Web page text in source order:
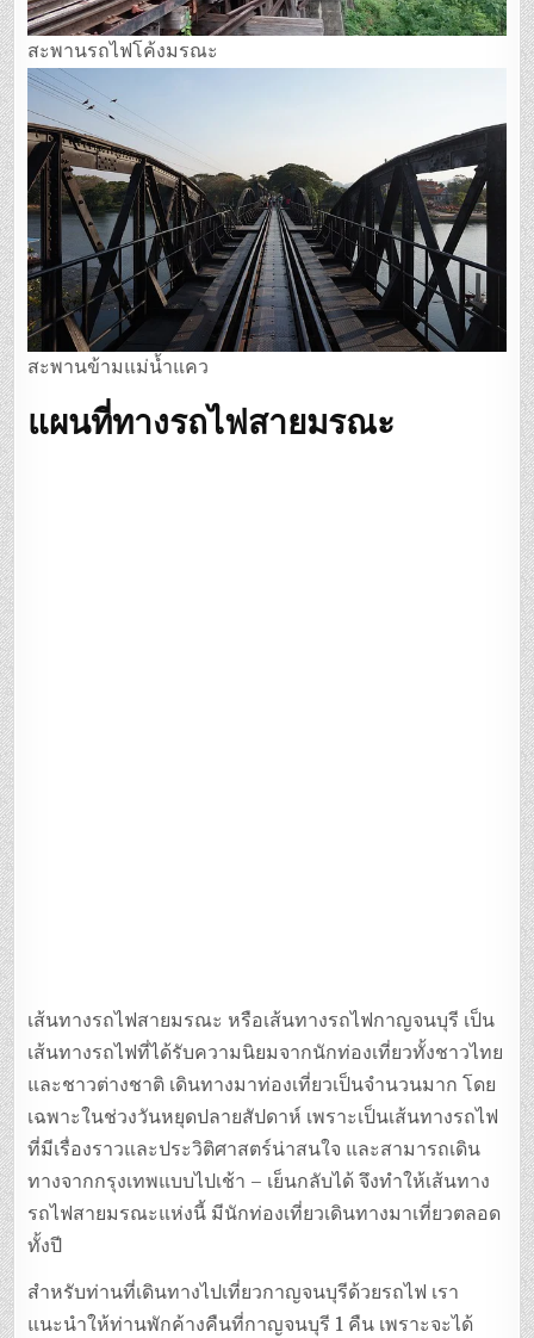
สะพานรถไฟโค้งมรณะ
สะพานข้ามแม่น้ำแคว
แผนที่ทางรถไฟสายมรณะ
เส้นทางรถไฟสายมรณะ หรือเส้นทางรถไฟกาญจนบุรี เป็น
เส้นทางรถไฟที่ได้รับความนิยมจากนักท่องเที่ยวทั้งชาวไทย
และชาวต่างชาติ เดินทางมาท่องเที่ยวเป็นจำนวนมาก โดย
เฉพาะในช่วงวันหยุดปลายสัปดาห์ เพราะเป็นเส้นทางรถไฟ
ที่มีเรื่องราวและประวิติศาสตร์น่าสนใจ และสามารถเดิน
ทางจากกรุงเทพแบบไปเช้า – เย็นกลับได้ จึงทำให้เส้นทาง
รถไฟสายมรณะแห่งนี้ มีนักท่องเที่ยวเดินทางมาเที่ยวตลอด
ทั้งปี
สำหรับท่านที่เดินทางไปเที่ยวกาญจนบุรีด้วยรถไฟ เรา
แนะนำให้ท่านพักค้างคืนที่กาญจนบุรี 1 คืน เพราะจะได้